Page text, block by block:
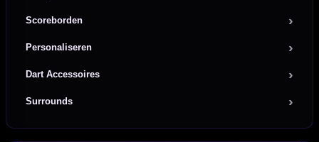
Scoreborden
Personaliseren
Dart Accessoires
Surrounds